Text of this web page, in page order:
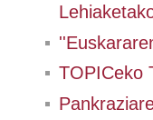
TOPICeko